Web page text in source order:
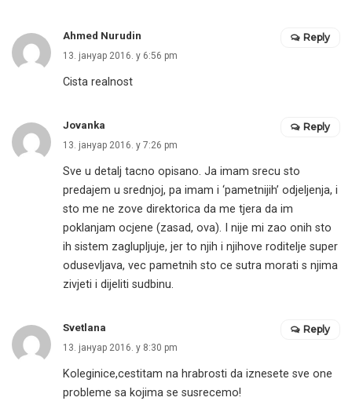
Ahmed Nurudin
13. јануар 2016. у 6:56 pm
Cista realnost
Reply
Jovanka
13. јануар 2016. у 7:26 pm
Sve u detalj tacno opisano. Ja imam srecu sto
predajem u srednjoj, pa imam i ‘pametnijih’ odjeljenja, i
sto me ne zove direktorica da me tjera da im
poklanjam ocjene (zasad, ova). I nije mi zao onih sto
ih sistem zaglupljuje, jer to njih i njihove roditelje super
odusevljava, vec pametnih sto ce sutra morati s njima
zivjeti i dijeliti sudbinu.
Reply
Svetlana
13. јануар 2016. у 8:30 pm
Koleginice,cestitam na hrabrosti da iznesete sve one
probleme sa kojima se susrecemo!
Reply